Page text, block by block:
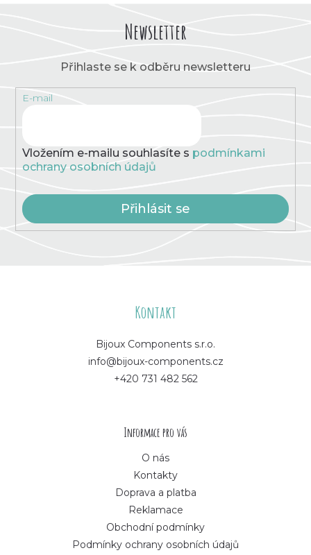
Newsletter
Přihlaste se k odběru newsletteru
E-mail
Vložením e-mailu souhlasíte s podmínkami
ochrany osobních údajů
Přihlásit se
Kontakt
Bijoux Components s.r.o.
info@bijoux-components.cz
+420 731 482 562
Informace pro vás
O nás
Kontakty
Doprava a platba
Reklamace
Obchodní podmínky
Podmínky ochrany osobních údajů